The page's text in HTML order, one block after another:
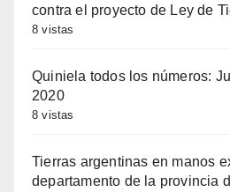
contra el proyecto de Ley de
8 vistas
Quiniela todos los números:
2020
8 vistas
Tierras argentinas en manos
departamento de la provincia